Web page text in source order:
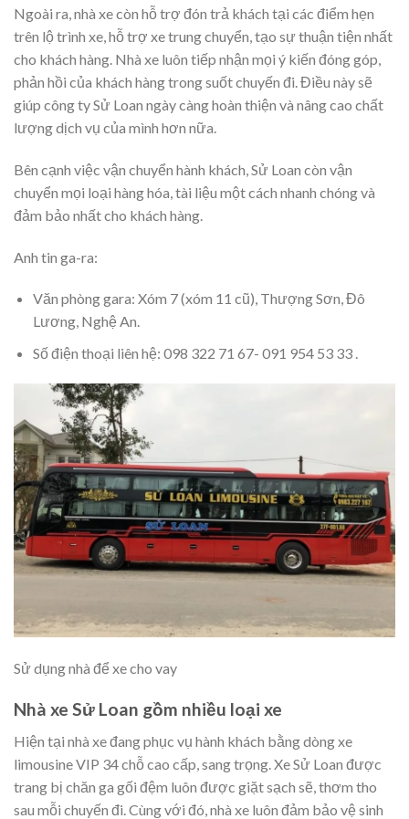
Ngoài ra, nhà xe còn hỗ trợ đón trả khách tại các điểm hẹn
trên lộ trình xe, hỗ trợ xe trung chuyển, tạo sự thuận tiện nhất
cho khách hàng. Nhà xe luôn tiếp nhận mọi ý kiến đóng góp,
phản hồi của khách hàng trong suốt chuyến đi. Điều này sẽ
giúp công ty Sử Loan ngày càng hoàn thiện và nâng cao chất
lượng dịch vụ của mình hơn nữa.
Bên cạnh việc vận chuyển hành khách, Sử Loan còn vận
chuyển mọi loại hàng hóa, tài liệu một cách nhanh chóng và
đảm bảo nhất cho khách hàng.
Anh tin ga-ra:
Văn phòng gara: Xóm 7 (xóm 11 cũ), Thượng Sơn, Đô
Lương, Nghệ An.
Số điện thoại liên hệ: 098 322 71 67- 091 954 53 33 .
Sử dụng nhà để xe cho vay
Nhà xe Sử Loan gồm nhiều loại xe
Hiện tại nhà xe đang phục vụ hành khách bằng dòng xe
limousine VIP 34 chỗ cao cấp, sang trọng. Xe Sử Loan được
trang bị chăn ga gối đệm luôn được giặt sạch sẽ, thơm tho
sau mỗi chuyến đi. Cùng với đó, nhà xe luôn đảm bảo vệ sinh